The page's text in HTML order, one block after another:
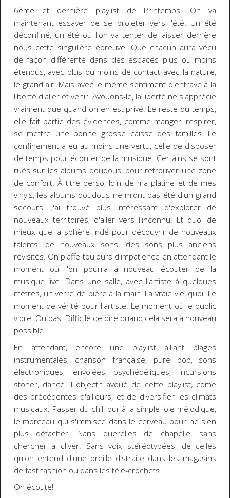
6ème et dernière playlist de Printemps. On va
maintenant essayer de se projeter vers l'été. Un été
déconfiné, un été où l'on va tenter de laisser derrière
nous cette singulière épreuve. Que chacun aura vécu
de façon différente dans des espaces plus ou moins
étendus, avec plus ou moins de contact avec la nature,
le grand air. Mais avec le même sentiment d'entrave à la
liberté d'aller et venir. Avouons-le, la liberté ne s'apprécie
vraiment que quand on en est privé. Le reste du temps,
elle fait partie des évidences, comme manger, respirer,
se mettre une bonne grosse caisse des familles. Le
confinement a eu au moins une vertu, celle de disposer
de temps pour écouter de la musique. Certains se sont
rués sur les albums doudous, pour retrouver une zone
de confort. À titre perso, loin de ma platine et de mes
vinyls, les albums-doudous ne m'ont pas été d'un grand
secours. J'ai trouvé plus intéressant d'explorer de
nouveaux territoires, d'aller vers l'inconnu. Et quoi de
mieux que la sphère indé pour découvrir de nouveaux
talents, de nouveaux sons, des sons plus anciens
revisités. On piaffe toujours d'impatience en attendant le
moment où l'on pourra à nouveau écouter de la
musique live. Dans une salle, avec l'artiste à quelques
mètres, un verre de bière à la main. La vraie vie, quoi. Le
moment de vérité pour l'artiste. Le moment où le public
vibre. Ou pas. Difficile de dire quand cela sera à nouveau
possible.
En attendant, encore une playlist alliant plages
instrumentales, chanson française, pure pop, sons
électroniques, envolées psychédéliques, incursions
stoner, dance. L'objectif avoué de cette playlist, come
des précédentes d'ailleurs, et de diversifier les climats
musicaux. Passer du chill pur à la simple joie mélodique,
le morceau qui s'immisce dans le cerveau pour ne s'en
plus détacher. Sans querelles de chapelle, sans
chercher à cliver. Sans voix stéréotypées, de celles
qu'on entend d'une oreille distraite dans les magasins
de fast fashion ou dans les télé-crochets.
On écoute!